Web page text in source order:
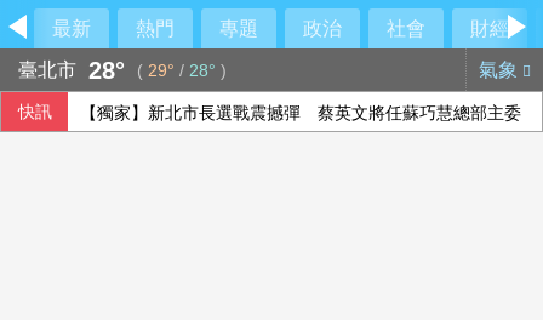
最新 熱門 專題 政治 社會
財經
臺北市 28° ( 29° / 28° ) 氣象
快訊 【獨家】新北市長選戰震撼彈 蔡英文將任蘇巧慧總部主委